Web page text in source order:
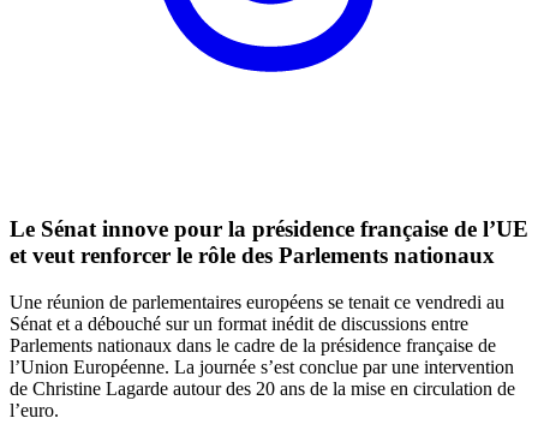
Le Sénat innove pour la présidence française de l’UE
et veut renforcer le rôle des Parlements nationaux
Une réunion de parlementaires européens se tenait ce vendredi au
Sénat et a débouché sur un format inédit de discussions entre
Parlements nationaux dans le cadre de la présidence française de
l’Union Européenne. La journée s’est conclue par une intervention
de Christine Lagarde autour des 20 ans de la mise en circulation de
l’euro.